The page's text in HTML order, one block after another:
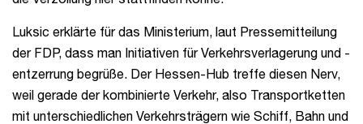
Luksic erklärte für das Ministerium, laut Pressemitteilung
der FDP, dass man Initiativen für Verkehrsverlagerung und -
entzerrung begrüße. Der Hessen-Hub treffe diesen Nerv,
weil gerade der kombinierte Verkehr, also Transportketten
mit unterschiedlichen Verkehrsträgern wie Schiff, Bahn und